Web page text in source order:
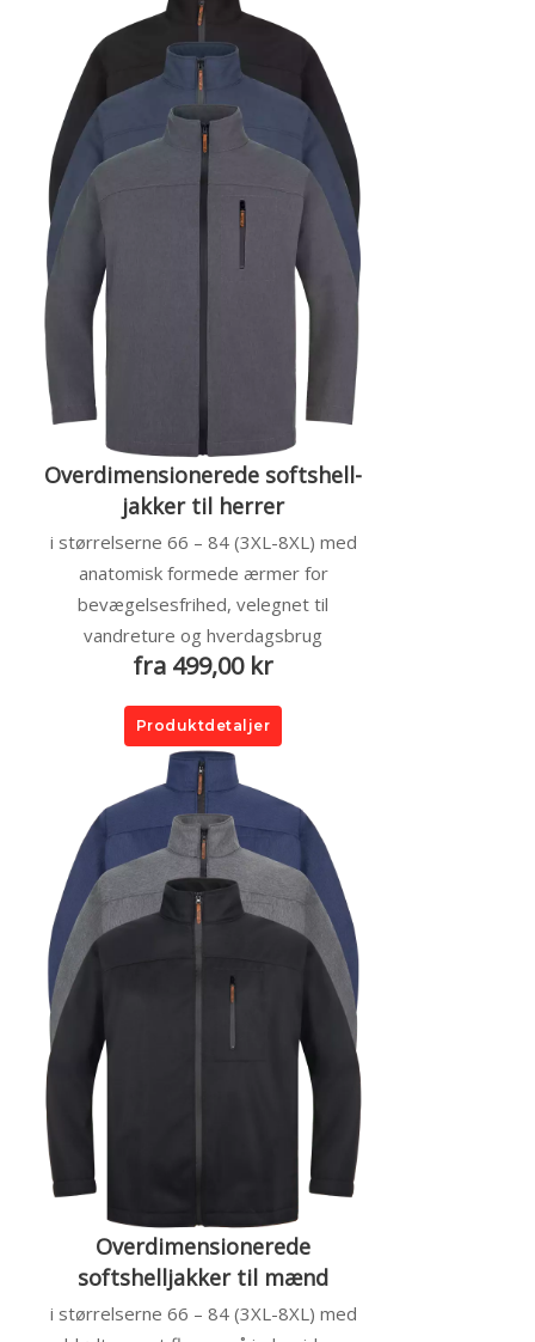
Overdimensionerede softshell-
jakker til herrer
i størrelserne 66 – 84 (3XL-8XL) med
anatomisk formede ærmer for
bevægelsesfrihed, velegnet til
vandreture og hverdagsbrug
fra 499,00 kr
Produktdetaljer
Overdimensionerede
softshelljakker til mænd
i størrelserne 66 – 84 (3XL-8XL) med